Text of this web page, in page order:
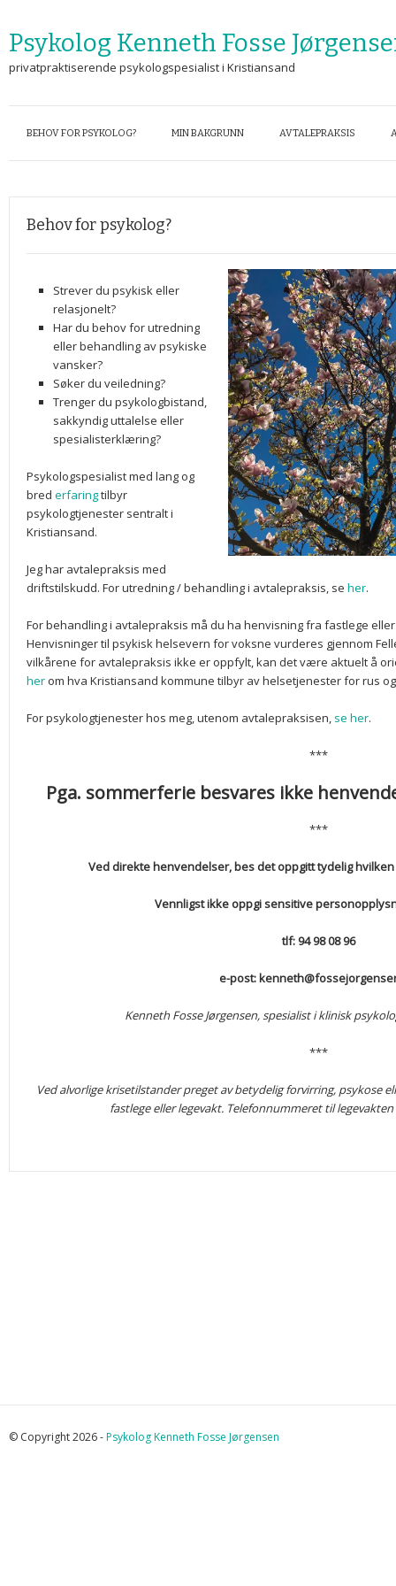
Psykolog Kenneth Fosse
privatpraktiserende psykologspesialist i Kristiansand
BEHOV FOR PSYKOLOG? MIN BAKGRUNN AVTALEPRAKSIS
Behov for psykolog?
Strever du psykisk eller
relasjonelt?
Har du behov for utredning
eller behandling av psykiske
vansker?
Søker du veiledning?
Trenger du psykologbistand,
sakkyndig uttalelse eller
spesialisterklæring?
Psykologspesialist med lang og
bred erfaringtilbyr
psykologtjenester sentralt i
Kristiansand.
Jeg har avtalepraksis med
driftstilskudd. For utredning / behandling i avtalepraksis, se her.
For behandling i avtalepraksis må du ha henvisning fra fastlege
Henvisninger til psykisk helsevern for voksne vurderes gjennom
vilkårene for avtalepraksis ikke er oppfylt, kan det være aktuelt å
her om hva Kristiansand kommune tilbyr av helsetjenester for rus
For psykologtjenester hos meg, utenom avtalepraksisen, se her.
***
Pga. sommerferie besvares ikke
***
Ved direkte henvendelser, bes det oppgitt tydelig
Vennligst ikke oppgi sensitive
tlf: 94 98 08 96
e-post:
Kenneth Fosse Jørgensen, spesialist i klinisk
***
Ved alvorlige krisetilstander preget av betydelig forvirring, psykose
fastlege eller legevakt. Telefonnummeret til legevakten
© Copyright 2026 -Psykolog Kenneth Fosse Jørgensen